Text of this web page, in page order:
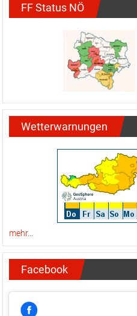
FF Status NÖ
Wetterwarnungen
mehr...
Facebook